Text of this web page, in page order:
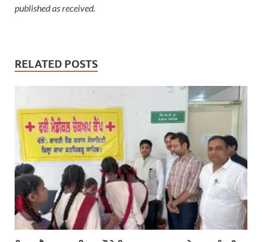
published as received.
RELATED POSTS